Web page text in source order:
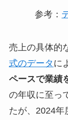
参考：
売上の具体的
式のデータ に
ペースで業績
の年収に至っ
たが、2024年